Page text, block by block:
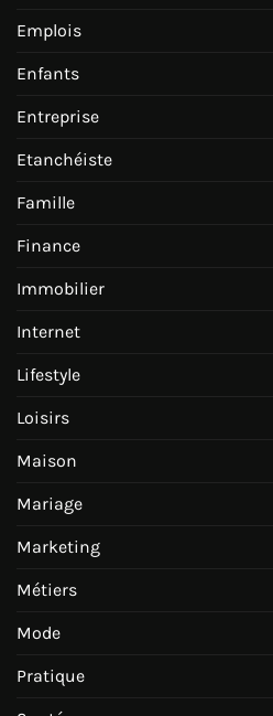
Emplois
Enfants
Entreprise
Etanchéiste
Famille
Finance
Immobilier
Internet
Lifestyle
Loisirs
Maison
Mariage
Marketing
Métiers
Mode
Pratique